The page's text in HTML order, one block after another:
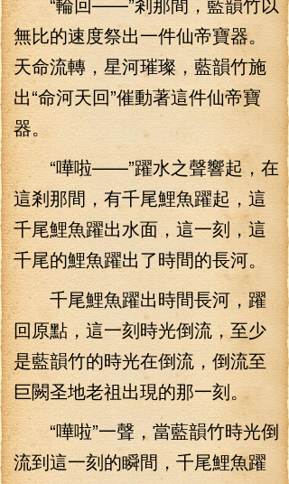
無比的速度祭出一件仙帝寶器。
天命流轉，星河璀璨，藍韻竹施
出“命河天回”催動著這件仙帝寶
器。
“嘩啦——”躍水之聲響起，在
這剎那間，有千尾鯉魚躍起，這
千尾鯉魚躍出水面，這一刻，這
千尾的鯉魚躍出了時間的長河。
千尾鯉魚躍出時間長河，躍
回原點，這一刻時光倒流，至少
是藍韻竹的時光在倒流，倒流至
巨闕圣地老祖出現的那一刻。
“嘩啦”一聲，當藍韻竹時光倒
流到這一刻的瞬間，千尾鯉魚躍